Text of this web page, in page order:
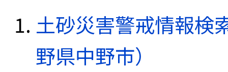
土砂災害警戒情報検
野県中野市）